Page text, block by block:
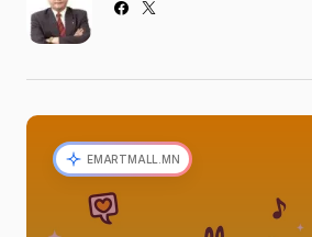
EMARTMALL.MN